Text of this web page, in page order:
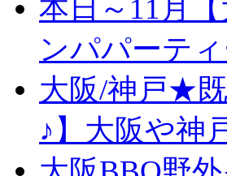
本日～11月
ンパパーテ
大阪/神戸★
♪】大阪や神